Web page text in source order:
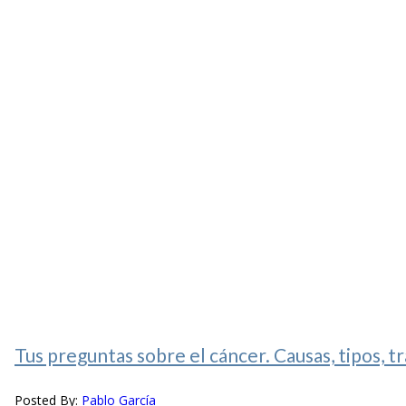
Tus preguntas sobre el cáncer. Causas, tipos,
Posted By: Pablo García